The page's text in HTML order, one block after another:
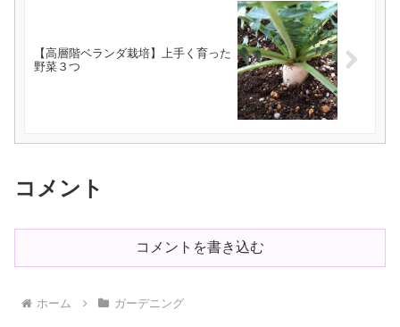
【高層階ベランダ栽培】上手く育った
野菜３つ
コメント
コメントを書き込む
ホーム ガーデニング